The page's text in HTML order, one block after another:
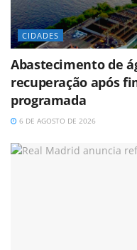
CIDADES
Abastecimento de
recuperação após
programada
6 DE AGOSTO DE 2026